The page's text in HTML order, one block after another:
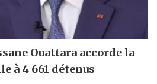
Ouattara accorde la
à 4 661 détenus